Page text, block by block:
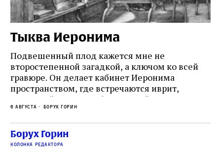
Тыква Иеронима
Подвешенный плод кажется мне не
второстепенной загадкой, а ключом ко всей
гравюре. Он делает кабинет Иеронима
пространством, где встречаются иврит,
греческий и латынь; буквальный смысл и
церковная традиция; филологическая
точность и понятность; переводчик,
убеждённый в необходимости исправления, и
читатель, воспринимающий исправление как
6 августа Борух Горин
Борух Горин
колонка редактора